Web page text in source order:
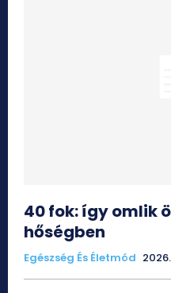
40 fok: így omlik
hőségben
Egészség És Életmód